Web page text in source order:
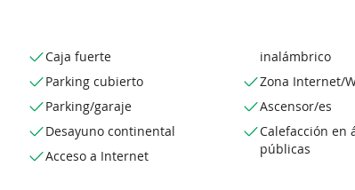
Caja fuerte
Parking cubierto
Parking/garaje
Desayuno continental
Acceso a Internet
inalámbrico
Zona Internet/
Ascensor/es
Calefacción en
públicas